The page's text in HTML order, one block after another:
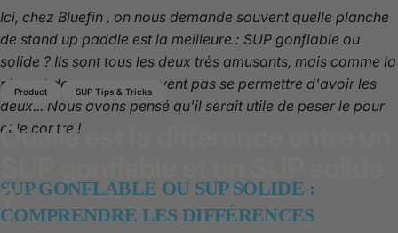
Product SUP Tips & Tricks
Quelle
?
Ici, chez Bluefin , on nous demande souvent quelle planche
de stand up paddle est la meilleure : SUP gonflable ou
solide ? Ils sont tous les deux très amusants, mais comme la
plupart des gens ne peuvent pas se permettre d'avoir les
deux... Nous avons pensé qu'il serait utile de peser le pour
et le contre !
SUP GONFLABLE OU SUP SOLIDE :
COMPRENDRE LES DIFFÉRENCES